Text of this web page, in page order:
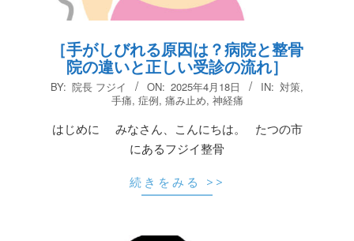
［手がしびれる原因は？病院と整骨
院の違いと正しい受診の流れ］
2025-
BY: 院長 フジイ ON: 2025年4月18日 IN: 対策,
手痛, 症例, 痛み止め, 神経痛
はじめに みなさん、こんにちは。 たつの市
にあるフジイ整骨
続きをみる >>